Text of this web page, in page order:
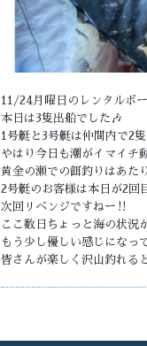
11/24月曜日のレンタルボ
本日は3隻出船でした🎶
1号艇と3号艇は仲間内で2
やはり今日も潮がイマイチ
黄金の瀬での餌釣りはあた
2号艇のお客様は本日が2回
次回リベンジですねー‼️
ここ数日ちょっと海の状況
もう少し優しい感じになっ
皆さんが楽しく沢山釣れる